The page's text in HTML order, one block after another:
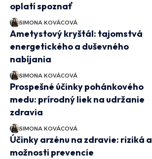
oplatí spoznať
SIMONA KOVÁCOVÁ
Ametystový kryštál: tajomstvá
energetického a duševného
nabíjania
SIMONA KOVÁCOVÁ
Prospešné účinky pohánkového
medu: prírodný liek na udržanie
zdravia
SIMONA KOVÁCOVÁ
Účinky arzénu na zdravie: riziká a
možnosti prevencie